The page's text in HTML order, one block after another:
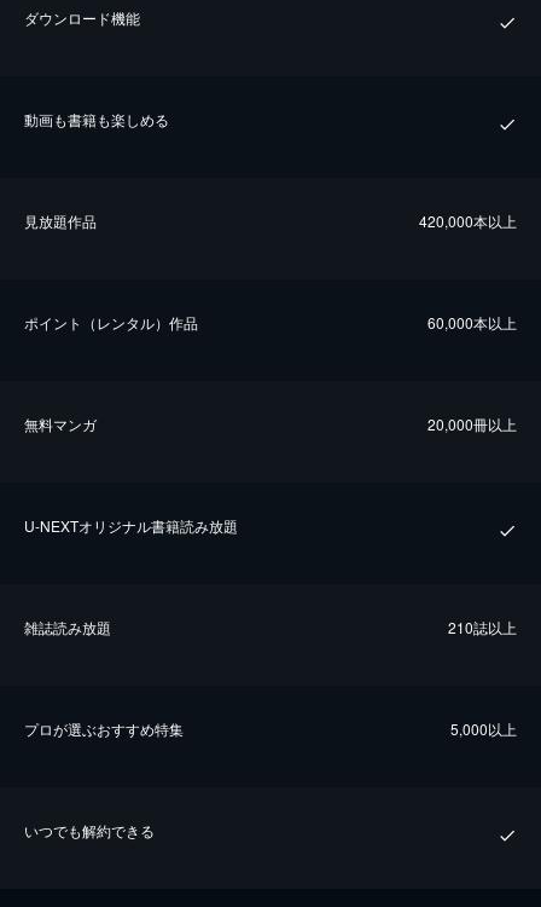
ダウンロード機能
動画も書籍も楽しめる
⾒放題作品 420,000本以上
ポイント（レンタル）作品 60,000本以上
無料マンガ 20,000冊以上
U-NEXTオリジナル書籍読み放題
雑誌読み放題 210誌以上
プロが選ぶおすすめ特集 5,000以上
いつでも解約できる